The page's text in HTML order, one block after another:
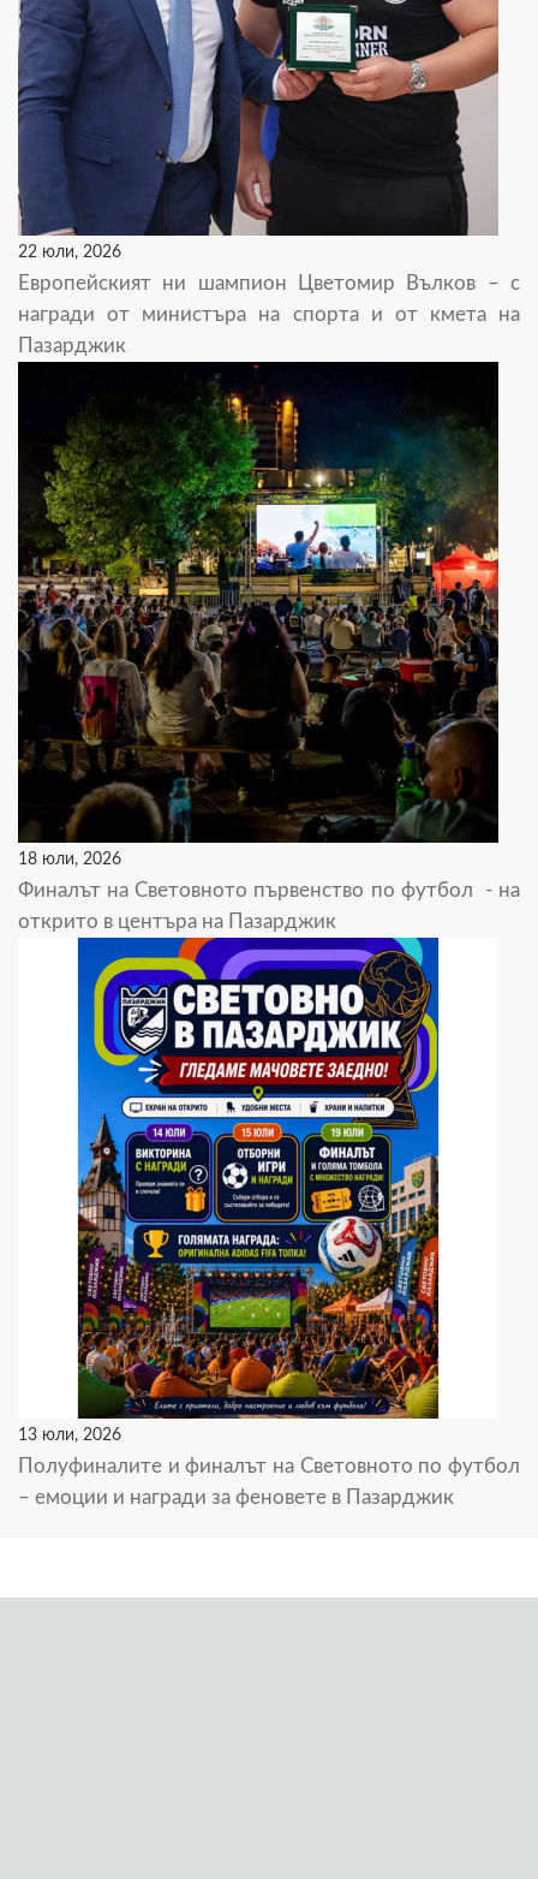
22 юли, 2026
Европейският ни шампион Цветомир Вълков – с
награди от министъра на спорта и от кмета на
Пазарджик
18 юли, 2026
Финалът на Световното първенство по футбол - на
открито в центъра на Пазарджик
13 юли, 2026
Полуфиналите и финалът на Световното по футбол
– емоции и награди за феновете в Пазарджик